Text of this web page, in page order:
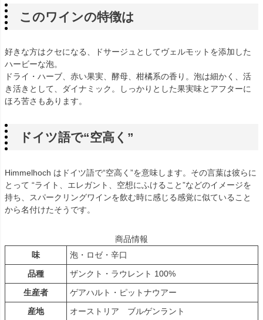
このワインの特徴は
好きな方はクセになる、ドサージュとしてヴェルモットを添加した
ハービーな泡。
ドライ・ハーブ、赤い果実、酵母、柑橘系の香り。泡は細かく、活
き活きとして、ダイナミック。しっかりとした果実味とアフターに
ほろ苦さもあります。
ドイツ語で“空高く”
Himmelhoch はドイツ語で“空高く”を意味します。その言葉は彼らに
とって “ライト、エレガント、空想にふけること”などのイメージを
持ち、スパークリングワインを飲む時に感じる感覚に似ていること
から名付けたそうです。
商品情報
味
泡・ロゼ・辛口
品種
ザンクト・ラウレント 100%
生産者
ゲアハルト・ピットナウアー
産地
オーストリア ブルゲンラント